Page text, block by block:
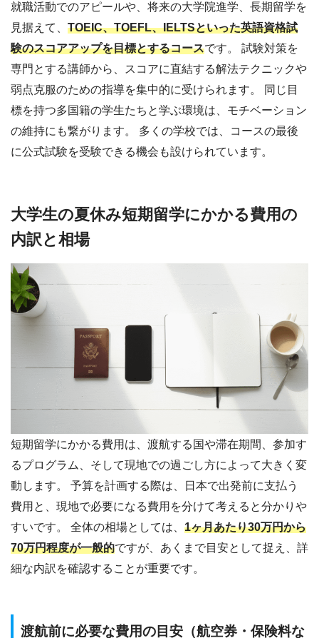
就職活動でのアピールや、将来の大学院進学、長期留学を
見据えて、 TOEIC、TOEFL、IELTSといった英語資格試
験のスコアアップを目標とするコースです。 試験対策を
専門とする講師から、スコアに直結する解法テクニックや
弱点克服のための指導を集中的に受けられます。 同じ目
標を持つ多国籍の学生たちと学ぶ環境は、モチベーション
の維持にも繋がります。 多くの学校では、コースの最後
に公式試験を受験できる機会も設けられています。
大学生の夏休み短期留学にかかる費用の
内訳と相場
短期留学にかかる費用は、渡航する国や滞在期間、参加す
るプログラム、そして現地での過ごし方によって大きく変
動します。 予算を計画する際は、日本で出発前に支払う
費用と、現地で必要になる費用を分けて考えると分かりや
すいです。 全体の相場としては、 1ヶ月あたり30万円から
70万円程度が一般的ですが、あくまで目安として捉え、詳
細な内訳を確認することが重要です。
渡航前に必要な費用の目安（航空券・保険料な